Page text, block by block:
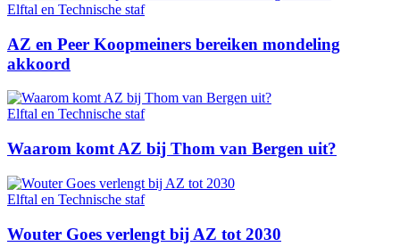
Elftal en Technische staf
AZ en Peer Koopmeiners bereiken mondeling
akkoord
Elftal en Technische staf
Waarom komt AZ bij Thom van Bergen uit?
Elftal en Technische staf
Wouter Goes verlengt bij AZ tot 2030